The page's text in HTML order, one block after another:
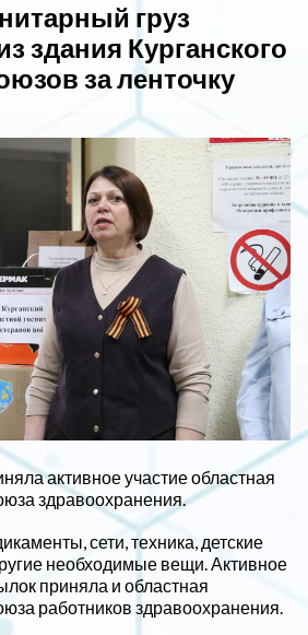
груз
здания Курганского
за ленточку
активное участие областная
здравоохранения.
сети, техника, детские
необходимые вещи. Активное
приняла и областная
работников здравоохранения.